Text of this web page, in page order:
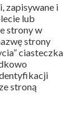
zapisywane i
lub
strony w
strony
ciasteczka
stroną